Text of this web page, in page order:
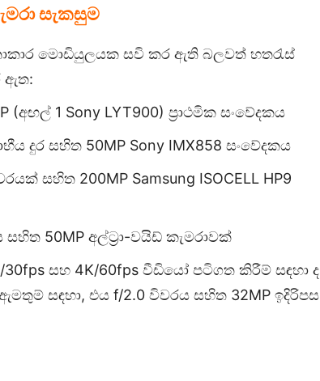
සැකසුම
මොඩියුලයක සවි කර ඇති බලවත් හතරැස්
ඇත:
(අඟල් 1 Sony LYT900) ප්‍රාථමික සංවේදකය
දුර සහිත 50MP Sony IMX858 සංවේදකය
සහිත 200MP Samsung ISOCELL HP9
50MP අල්ට්‍රා-වයිඩ් කැමරාවක්
සහ 4K/60fps වීඩියෝ පටිගත කිරීම් සඳහා ද
සඳහා, එය f/2.0 විවරය සහිත 32MP ඉදිරිපස